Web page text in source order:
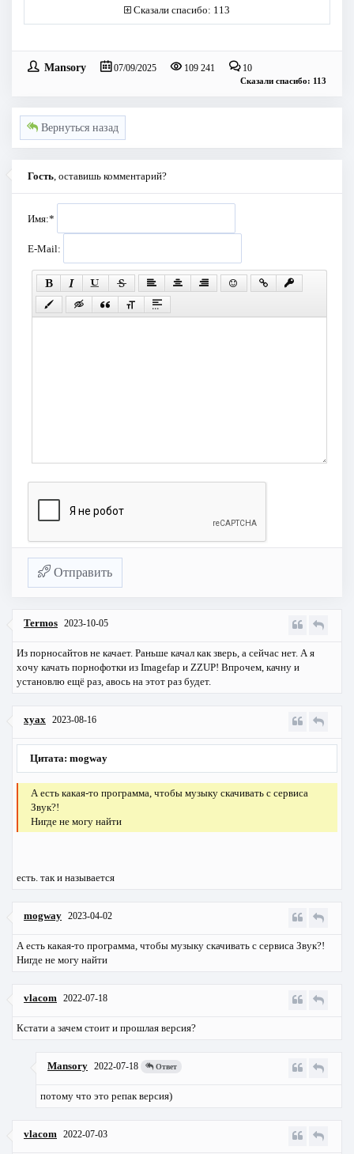
Сказали спасибо: 113
Mansory 07/09/2025 109 241 10
Сказали спасибо: 113
Вернуться назад
Гость, оставишь комментарий?
Имя:*
E-Mail:
Отправить
Termos 2023-10-05
Из порносайтов не качает. Раньше качал как зверь, а сейчас нет. А я
хочу качать порнофотки из Imagefap и ZZUP! Впрочем, качну и
установлю ещё раз, авось на этот раз будет.
xyax 2023-08-16
Цитата: mogway
А есть какая-то программа, чтобы музыку скачивать с сервиса
Звук?!
Нигде не могу найти
есть. так и называется
mogway 2023-04-02
А есть какая-то программа, чтобы музыку скачивать с сервиса Звук?!
Нигде не могу найти
vlacom 2022-07-18
Кстати а зачем стоит и прошлая версия?
Mansory 2022-07-18 Ответ
потому что это репак версия)
vlacom 2022-07-03